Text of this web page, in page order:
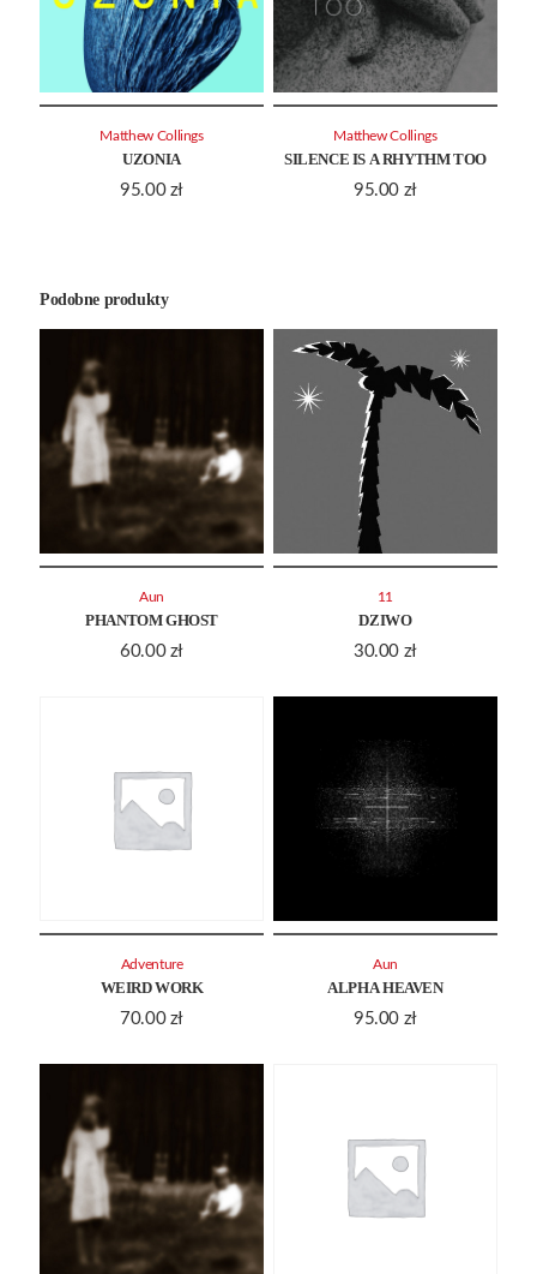
UZONIA
95.00 zł
Matthew Collings
SILENCE IS A RHYTHM TOO
95.00 zł
Matthew Collings
Podobne produkty
PHANTOM GHOST
60.00 zł
Aun
DZIWO
30.00 zł
11
WEIRD WORK
70.00 zł
Adventure
ALPHA HEAVEN
95.00 zł
Aun